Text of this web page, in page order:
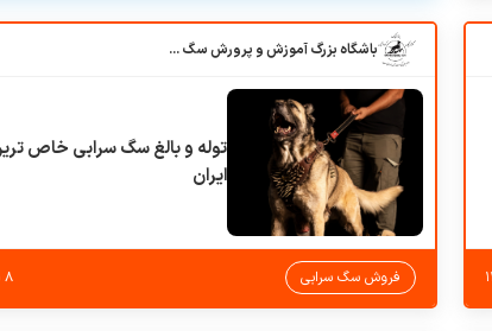
باشگاه بزرگ آموزش و پرورش سگ کوهرج کنل
توله و بالغ سگ سرابی خاص
ایران
فروش سگ سرابی ۸ مرداد ۱۴۰۵